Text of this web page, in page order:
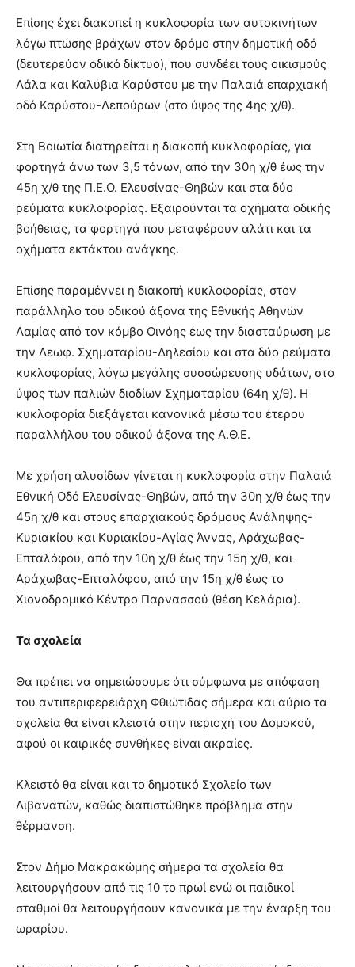
Επίσης έχει διακοπεί η κυκλοφορία των αυτοκινήτων
λόγω πτώσης βράχων στον δρόμο στην δημοτική οδό
(δευτερεύον οδικό δίκτυο), που συνδέει τους οικισμούς
Λάλα και Καλύβια Καρύστου με την Παλαιά επαρχιακή
οδό Καρύστου-Λεπούρων (στο ύψος της 4ης χ/θ).
Στη Βοιωτία διατηρείται η διακοπή κυκλοφορίας, για
φορτηγά άνω των 3,5 τόνων, από την 30η χ/θ έως την
45η χ/θ της Π.Ε.Ο. Ελευσίνας-Θηβών και στα δύο
ρεύματα κυκλοφορίας. Εξαιρούνται τα οχήματα οδικής
βοήθειας, τα φορτηγά που μεταφέρουν αλάτι και τα
οχήματα εκτάκτου ανάγκης.
Επίσης παραμέννει η διακοπή κυκλοφορίας, στον
παράλληλο του οδικού άξονα της Εθνικής Αθηνών
Λαμίας από τον κόμβο Οινόης έως την διασταύρωση με
την Λεωφ. Σχηματαρίου-Δηλεσίου και στα δύο ρεύματα
κυκλοφορίας, λόγω μεγάλης συσσώρευσης υδάτων, στο
ύψος των παλιών διοδίων Σχηματαρίου (64η χ/θ). Η
κυκλοφορία διεξάγεται κανονικά μέσω του έτερου
παραλλήλου του οδικού άξονα της Α.Θ.Ε.
Με χρήση αλυσίδων γίνεται η κυκλοφορία στην Παλαιά
Εθνική Οδό Ελευσίνας-Θηβών, από την 30η χ/θ έως την
45η χ/θ και στους επαρχιακούς δρόμους Ανάληψης-
Κυριακίου και Κυριακίου-Αγίας Άννας, Αράχωβας-
Επταλόφου, από την 10η χ/θ έως την 15η χ/θ, και
Αράχωβας-Επταλόφου, από την 15η χ/θ έως το
Χιονοδρομικό Κέντρο Παρνασσού (θέση Κελάρια).
Τα σχολεία
Θα πρέπει να σημειώσουμε ότι σύμφωνα με απόφαση
του αντιπεριφερειάρχη Φθιώτιδας σήμερα και αύριο τα
σχολεία θα είναι κλειστά στην περιοχή του Δομοκού,
αφού οι καιρικές συνθήκες είναι ακραίες.
Κλειστό θα είναι και το δημοτικό Σχολείο των
Λιβανατών, καθώς διαπιστώθηκε πρόβλημα στην
θέρμανση.
Στον Δήμο Μακρακώμης σήμερα τα σχολεία θα
λειτουργήσουν από τις 10 το πρωί ενώ οι παιδικοί
σταθμοί θα λειτουργήσουν κανονικά με την έναρξη του
ωραρίου.